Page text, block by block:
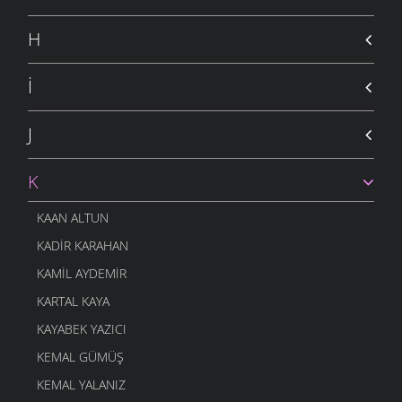
H
İ
J
K
KAAN ALTUN
KADIR KARAHAN
KAMIL AYDEMIR
KARTAL KAYA
KAYABEK YAZICI
KEMAL GÜMÜŞ
KEMAL YALANIZ